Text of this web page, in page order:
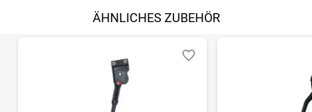
ÄHNLICHES ZUBEHÖR